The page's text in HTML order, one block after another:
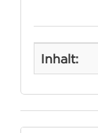
Inhalt: